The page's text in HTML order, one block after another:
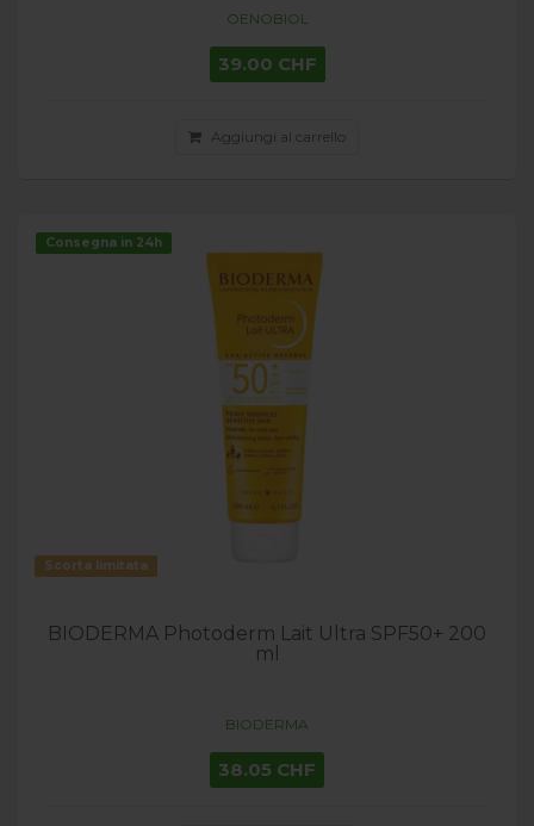
OENOBIOL
39.00 CHF
Aggiungi al carrello
Consegna in 24h
Scorta limitata
BIODERMA Photoderm Lait Ultra SPF50+ 200
ml
BIODERMA
38.05 CHF